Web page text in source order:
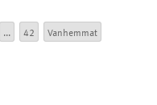
... 42 Vanhemmat